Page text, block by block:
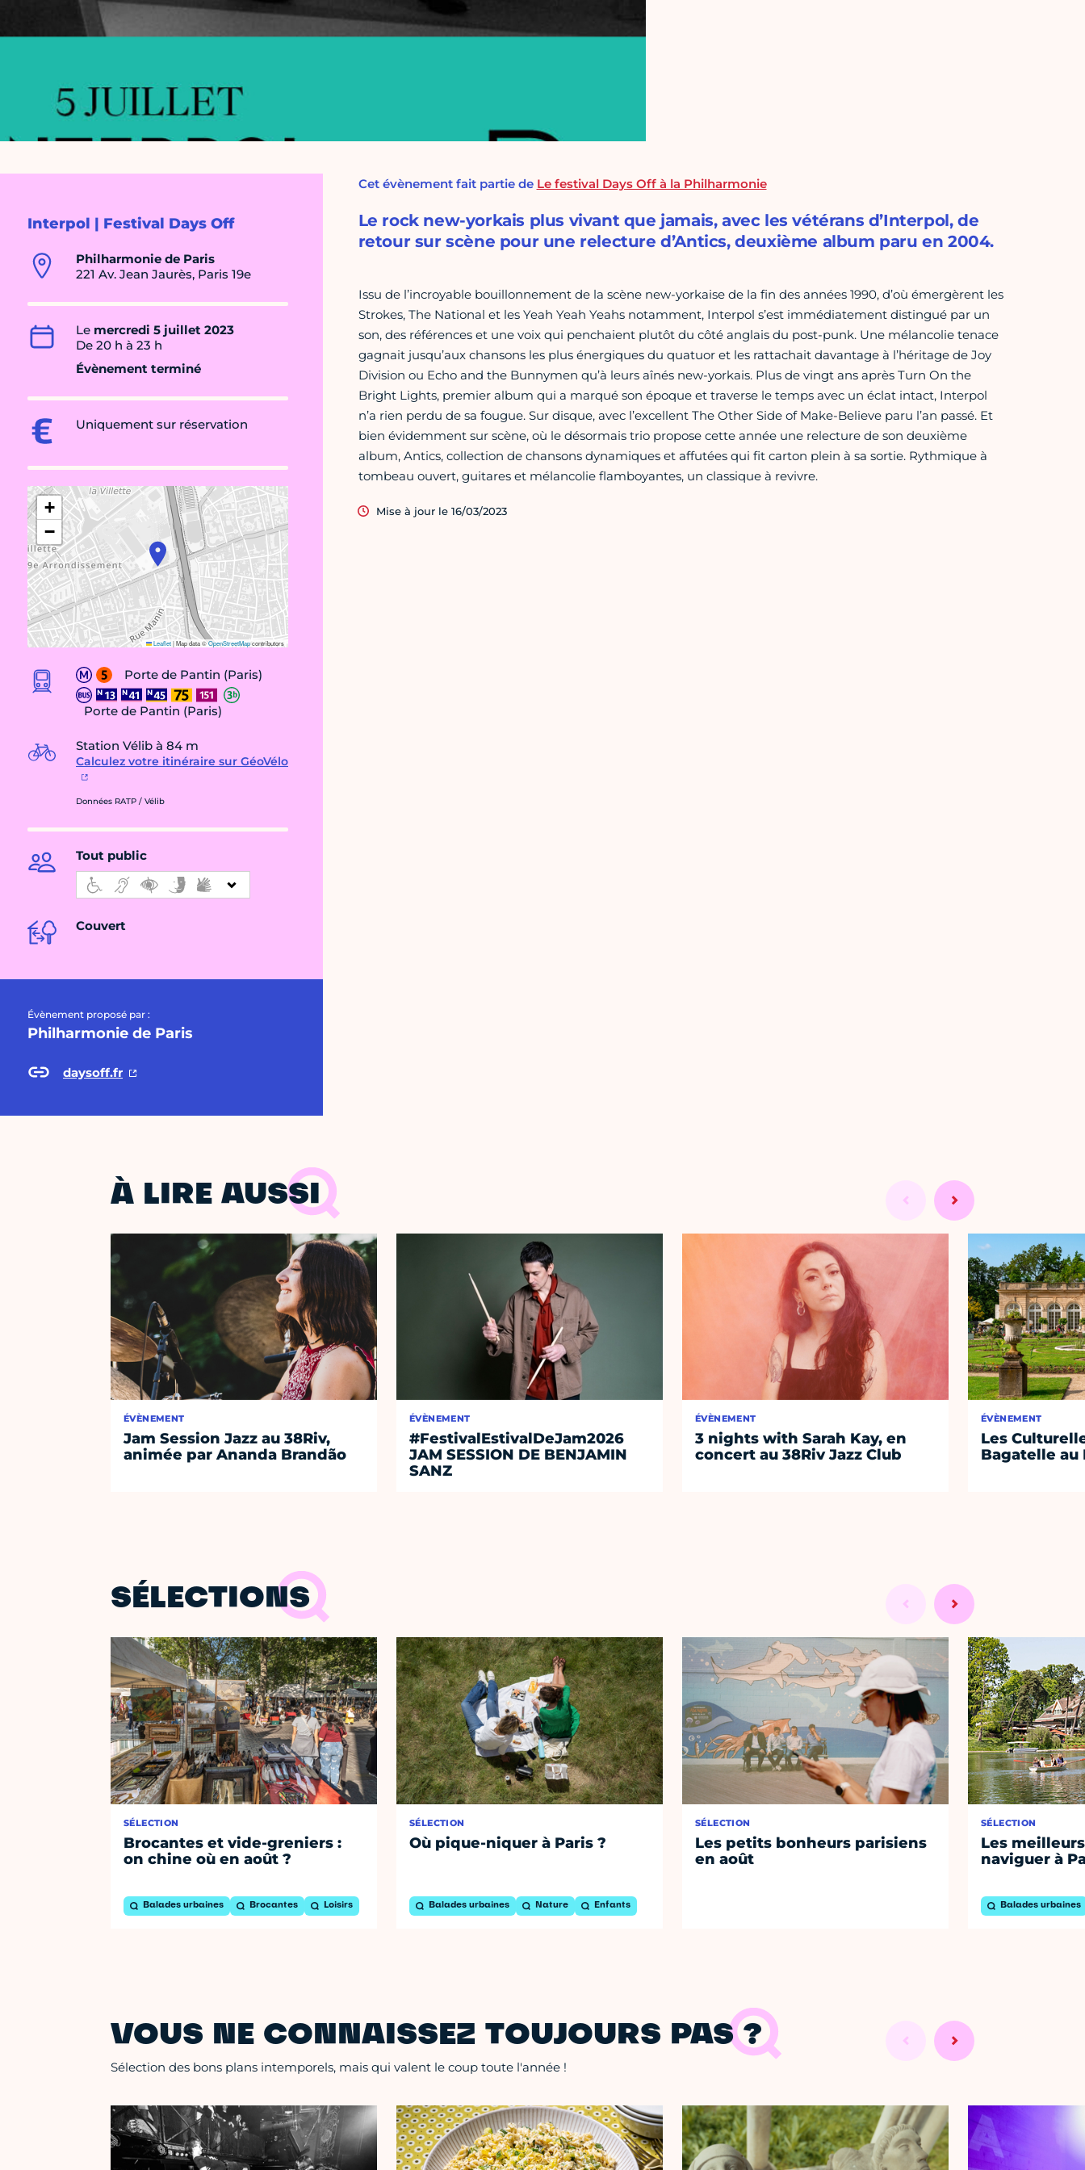
Interpol | Festival Days Off
Philharmonie de Paris
221 Av. Jean Jaurès, Paris 19e
Le mercredi 5 juillet 2023
De 20 h à 23 h
Évènement terminé
Uniquement sur réservation
+
−
Leaflet|Map data ©OpenStreetMapcontributors
Porte de Pantin (Paris)
Porte de Pantin (Paris)
Station Vélib à 84 m
Calculez votre itinéraire sur GéoVélo
Données RATP / Vélib
Tout public
Couvert
Évènement proposé par :
Philharmonie de Paris
daysoff.fr
Cet évènement fait partie de Le festival Days Off à la Philharmonie
Le rock new-yorkais plus vivant que jamais, avec les vétérans d’Interpol, de
retour sur scène pour une relecture d’Antics, deuxième album paru en 2004.
Issu de l’incroyable bouillonnement de la scène new-yorkaise de la fin des années 1990, d’où émergèrent les
Strokes, The National et les Yeah Yeah Yeahs notamment, Interpol s’est immédiatement distingué par un
son, des références et une voix qui penchaient plutôt du côté anglais du post-punk. Une mélancolie tenace
gagnait jusqu’aux chansons les plus énergiques du quatuor et les rattachait davantage à l’héritage de Joy
Division ou Echo and the Bunnymen qu’à leurs aînés new-yorkais. Plus de vingt ans après Turn On the
Bright Lights, premier album qui a marqué son époque et traverse le temps avec un éclat intact, Interpol
n’a rien perdu de sa fougue. Sur disque, avec l’excellent The Other Side of Make-Believe paru l’an passé. Et
bien évidemment sur scène, où le désormais trio propose cette année une relecture de son deuxième
album, Antics, collection de chansons dynamiques et affutées qui fit carton plein à sa sortie. Rythmique à
tombeau ouvert, guitares et mélancolie flamboyantes, un classique à revivre.
Mise à jour le 16/03/2023
À LIRE AUSSI
ÉVÈNEMENT
Jam Session Jazz au 38Riv,
animée par Ananda Brandão
ÉVÈNEMENT
#FestivalEstivalDeJam2026
JAM SESSION DE BENJAMIN
SANZ
ÉVÈNEMENT
3 nights with Sarah Kay, en
concert au 38Riv Jazz Club
ÉVÈNEMENT
Les
Bagatelle au
SÉLECTIONS
SÉLECTION
Brocantes et vide-greniers :
on chine où en août ?
Balades urbaines Brocantes Loisirs
SÉLECTION
Où pique-niquer à Paris ?
Balades urbaines Nature Enfants
SÉLECTION
Les petits bonheurs parisiens
en août
SÉLECTION
Les
naviguer à
Balades urbaines
VOUS NE CONNAISSEZ TOUJOURS PAS ?
Sélection des bons plans intemporels, mais qui valent le coup toute l'année !